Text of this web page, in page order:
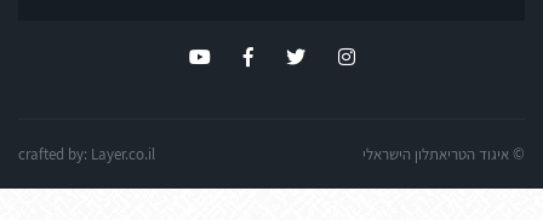
© איגוד הטריאתלון הישראלי crafted by: Layer.co.il